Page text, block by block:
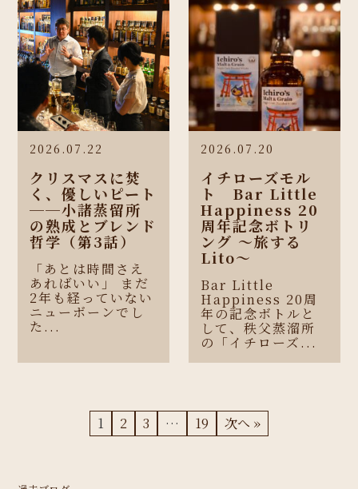
2026.07.22
クリスマスに焚
く、優しいピート
──小諸蒸留所
の熟成とブレンド
哲学（第3話）
「あとは時間さえ
あればいい」 まだ
2年も経っていない
ニューボーンでし
た...
2026.07.20
イチローズモル
ト Bar Little
Happiness 20
周年記念ボトリ
ング 〜旅する
Lito〜
Bar Little
Happiness 20周
年の記念ボトルと
して、秩父蒸溜所
の「イチローズ...
1 2 3 … 19 次へ »